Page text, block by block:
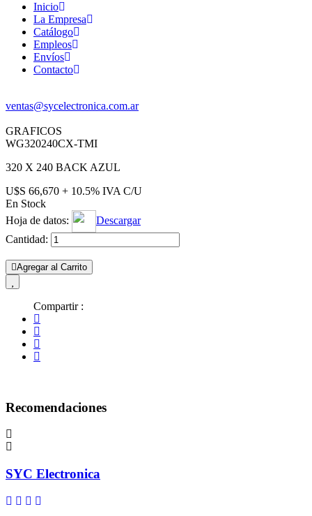
Inicio
La Empresa
Catálogo
Empleos
Envíos
Contacto
ventas@sycelectronica.com.ar
GRAFICOS
WG320240CX-TMI
320 X 240 BACK AZUL
U$S 66,670 + 10.5% IVA C/U
En Stock
Hoja de datos:
Descargar
Cantidad:
Agregar al Carrito
Compartir :
Recomendaciones
SYC Electronica